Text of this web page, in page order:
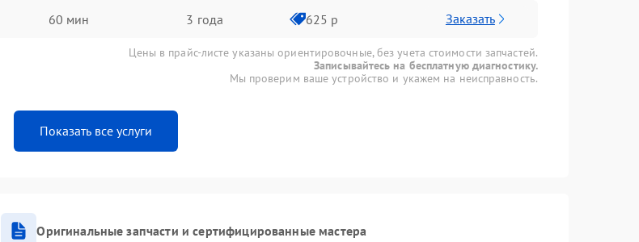
60 мин 3 года 625 р Заказать
Цены в прайс-листе указаны ориентировочные, без учета стоимости запчастей.
Записывайтесь на бесплатную диагностику.
Мы проверим ваше устройство и укажем на неисправность.
Показать все услуги
Оригинальные запчасти и сертифицированные мастера